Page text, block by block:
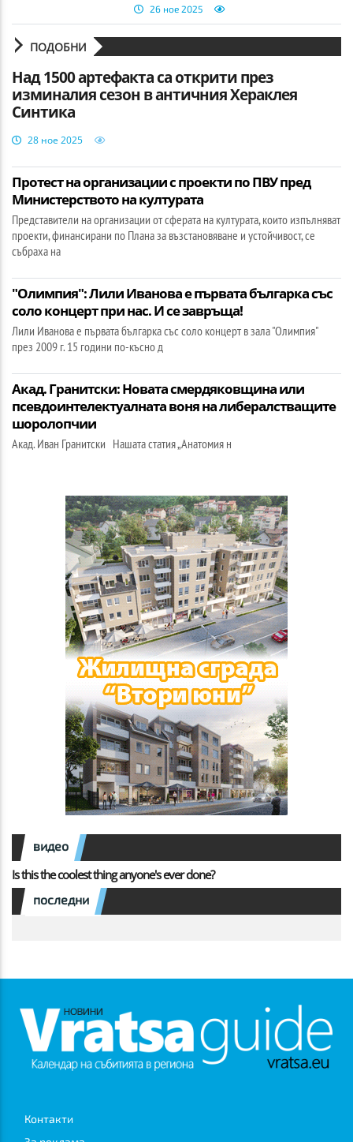
26 ное 2025
ПОДОБНИ
Над 1500 артефакта са открити през
изминалия сезон в античния Хераклея
Синтика
28 ное 2025
Протест на организации с проекти по ПВУ пред
Министерството на културата
Представители на организации от сферата на културата, които изпълняват
проекти, финансирани по Плана за възстановяване и устойчивост, се
събраха на
"Олимпия": Лили Иванова е първата българка със
соло концерт при нас. И се завръща!
Лили Иванова е първата българка със соло концерт в зала "Олимпия"
през 2009 г. 15 години по-късно д
Акад. Гранитски: Новата смердяковщина или
псевдоинтелектуалната воня на либералстващите
шоролопчии
Акад. Иван Гранитски Нашата статия „Анатомия н
видео
Is this the coolest thing anyone's ever done?
последни
Контакти